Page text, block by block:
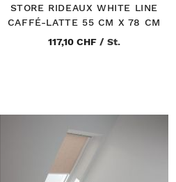
STORE RIDEAUX WHITE LINE
CAFFÉ-LATTE 55 CM X 78 CM
117,10 CHF / St.